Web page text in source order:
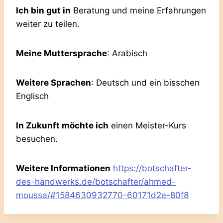
Ich bin gut in Beratung und meine Erfahrungen
weiter zu teilen.
Meine Muttersprache: Arabisch
Weitere Sprachen: Deutsch und ein bisschen
Englisch
In Zukunft möchte ich einen Meister-Kurs
besuchen.
Weitere Informationen https://botschafter-
des-handwerks.de/botschafter/ahmed-
moussa/#1584630932770-60171d2e-80f8